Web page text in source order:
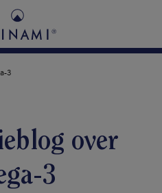
3
over
3